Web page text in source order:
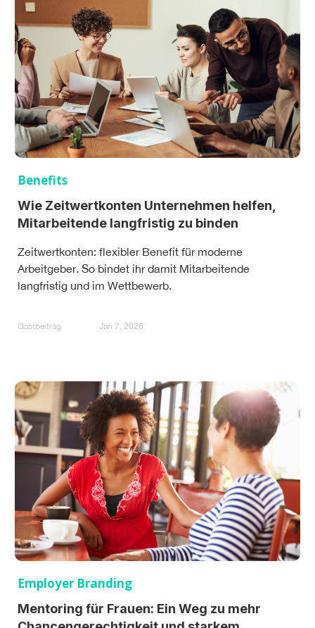
Benefits
Wie Zeitwertkonten Unternehmen helfen,
Mitarbeitende langfristig zu binden
Zeitwertkonten: flexibler Benefit für moderne
Arbeitgeber. So bindet ihr damit Mitarbeitende
langfristig und im Wettbewerb.
Gastbeitrag Jan 7, 2026
Employer Branding
Mentoring für Frauen: Ein Weg zu mehr